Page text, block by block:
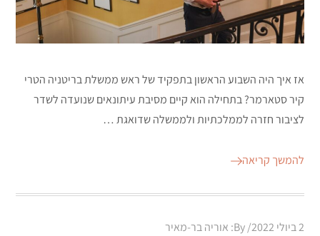
אז איך היה השבוע הראשון בתפקיד של ראש ממשלת בריטניה הטרי
קיר סטארמר? בתחילה הוא קיים מסיבת עיתונאים שנועדה לשדר
לציבור חזרה לממלכתיות ולממשלה שדואגת …
להמשך קריאה
Posted
2 ביולי 2022 By: אוריה בר-מאיר